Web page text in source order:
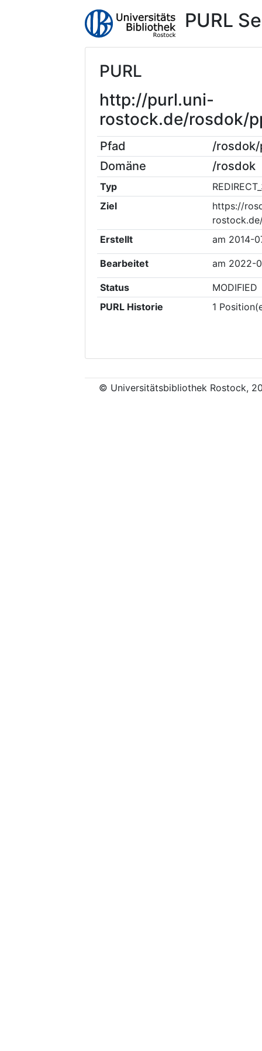
PURL
PURL
http://purl.uni-
rostock.de/rosdok/
Pfad
/
Domäne
/rosdok
Typ
Ziel
https://
Erstellt
am 2014-
Bearbeitet am 2022-
Status
MODIFIED
PURL Historie
1
© Universitätsbibliothek Rostock,